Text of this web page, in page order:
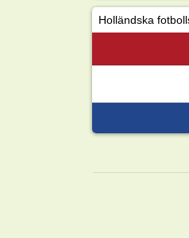
Holländska